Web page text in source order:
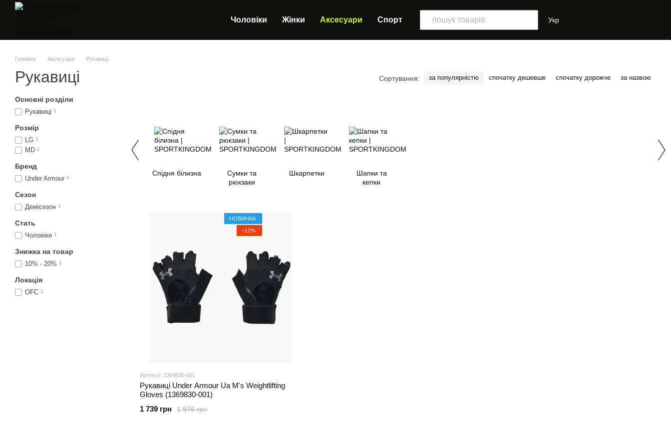
Перейти до основного контенту
Чоловіки Жінки Аксесуари Спорт Укр
Головна Аксесуари Рукавиці
Рукавиці Сортування: за популярністю спочатку дешевше спочатку дорожче за назвою
Спідня білизна
Сумки та
рюкзаки
Шкарпетки
Шапки та
кепки
НОВИНКА
−12%
Артикул: 1369830-001
Рукавиці Under Armour Ua M's Weightlifting
Gloves (1369830-001)
1 976 грн
1 739 грн
Основні розділи
Рукавиці 1
Розмір
LG 1
MD 1
Бренд
Under Armour 1
Сезон
Демісезон 1
Стать
Чоловіки 1
Знижка на товар
10% - 20% 1
Локація
OFC 1